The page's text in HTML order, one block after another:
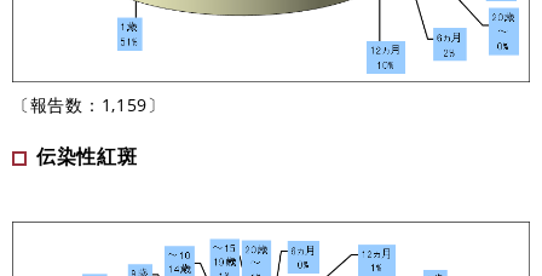
〔報告数：1,159〕
伝染性紅斑